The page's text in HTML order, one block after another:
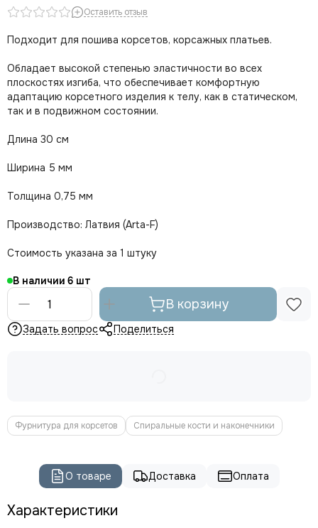
Оставить отзыв
Подходит для пошива корсетов, корсажных платьев.
Обладает высокой степенью эластичности во всех
плоскостях изгиба, что обеспечивает комфортную
адаптацию корсетного изделия к телу, как в статическом,
так и в подвижном состоянии.
Длина 30 см
Ширина 5 мм
Толщина 0,75 мм
Производство: Латвия (Arta-F)
Стоимость указана за 1 штуку
В наличии 6
В корзину
Задать вопрос Поделиться
Фурнитура для корсетов Спиральные кости и наконечники
О товаре Доставка Оплата
Характеристики